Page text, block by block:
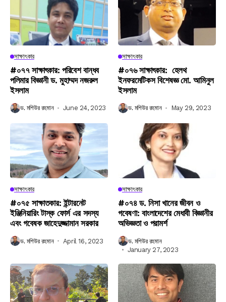
সাক্ষাৎকার
#০৭৭ সাক্ষাৎকার: পরিবেশ বান্ধব
পলিমার বিজ্ঞানী ড. মুহাম্মদ নজরুল
ইসলাম
ড. মশিউর রহমান June 24, 2023
সাক্ষাৎকার
#০৭৬ সাক্ষাৎকার: হেলথ
ইনফরমেটিকস বিশেষজ্ঞ মো. আমিনুল
ইসলাম
ড. মশিউর রহমান May 29, 2023
সাক্ষাৎকার
#০৭৫ সাক্ষাতকার: ইন্টারনেট
ইঞ্জিনিয়ারিং টাস্ক ফোর্স এর সদস্য
এবং গবেষক জাহেদুজ্জামান সরকার
ড. মশিউর রহমান April 16, 2023
সাক্ষাৎকার
#০৭৪ ড. নিসা খানের জীবন ও
গবেষণা: বাংলাদেশের মেধাবী বিজ্ঞানীর
অভিজ্ঞতা ও পরামর্শ
ড. মশিউর রহমান
January 27, 2023